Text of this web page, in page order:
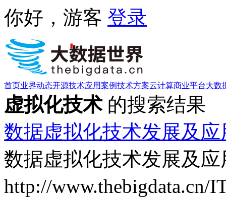
你好，游客 登录
首页业界动态开源技术应用案例技术方案云计算商业平台大数
虚拟化技术的搜索结果
数据虚拟化技术发展及应
数据虚拟化技术发展及应
http://www.thebigdata.cn/